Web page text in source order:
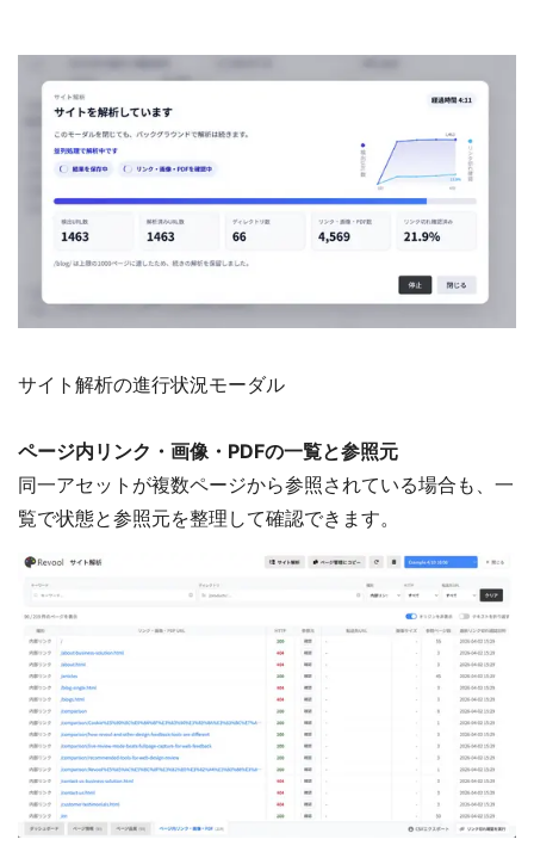
サイト解析の進行状況モーダル
ページ内リンク・画像・PDFの一覧と参照元
同一アセットが複数ページから参照されている場合も、一
覧で状態と参照元を整理して確認できます。